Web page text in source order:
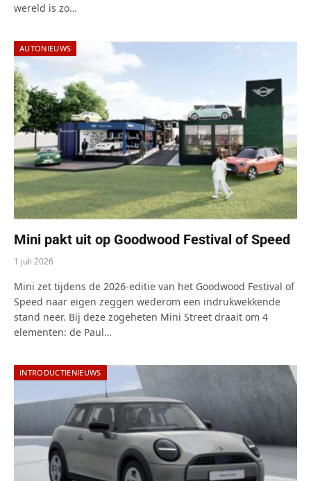
wereld is zo…
AUTONIEUWS
Mini pakt uit op Goodwood Festival of Speed
1 juli 2026
Mini zet tijdens de 2026-editie van het Goodwood Festival of
Speed naar eigen zeggen wederom een indrukwekkende
stand neer. Bij deze zogeheten Mini Street draait om 4
elementen: de Paul…
INTRODUCTIENIEUWS